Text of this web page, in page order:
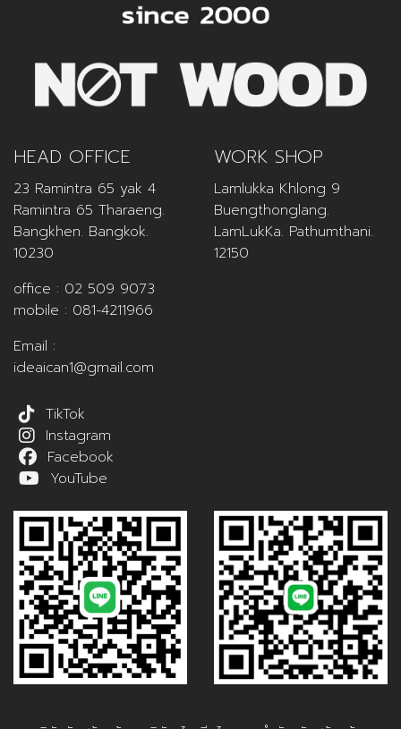
HEAD OFFICE
23 Ramintra 65 yak 4
Ramintra 65 Tharaeng.
Bangkhen. Bangkok.
10230
office : 02 509 9073
mobile : 081-4211966
Email :
ideaican1@gmail.com
WORK SHOP
Lamlukka Khlong 9
Buengthonglang.
LamLukKa. Pathumthani.
12150
TikTok
Instagram
Facebook
YouTube